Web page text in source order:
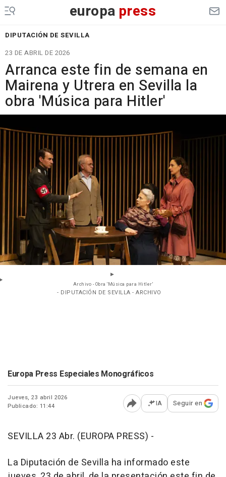
europa press
DIPUTACIÓN DE SEVILLA
23 DE ABRIL DE 2026
Arranca este fin de semana en
Mairena y Utrera en Sevilla la
obra 'Música para Hitler'
Archivo - Obra 'Música para Hitler'
- DIPUTACIÓN DE SEVILLA - ARCHIVO
Europa Press Especiales Monográficos
Jueves, 23 abril 2026
Publicado: 11:44
Abrir opciones para
IA Seguir en
SEVILLA 23 Abr. (EUROPA PRESS) -
La Diputación de Sevilla ha informado este